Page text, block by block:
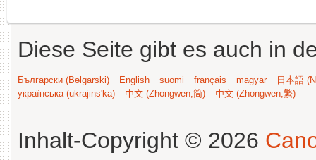
Diese Seite gibt es auch in
Български (Bəlgarski) English suomi français magyar
日本語
українська (ukrajins'ka)
中文 (Zhongwen,简) 中文 (Zhongwen,繁)
Inhalt-Copyright © 2026